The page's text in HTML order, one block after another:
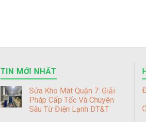
TIN MỚI NHẤT
Sửa Kho Mát Quận 7: Giải
Pháp Cấp Tốc Và Chuyên
Sâu Từ Điện Lạnh DT&T